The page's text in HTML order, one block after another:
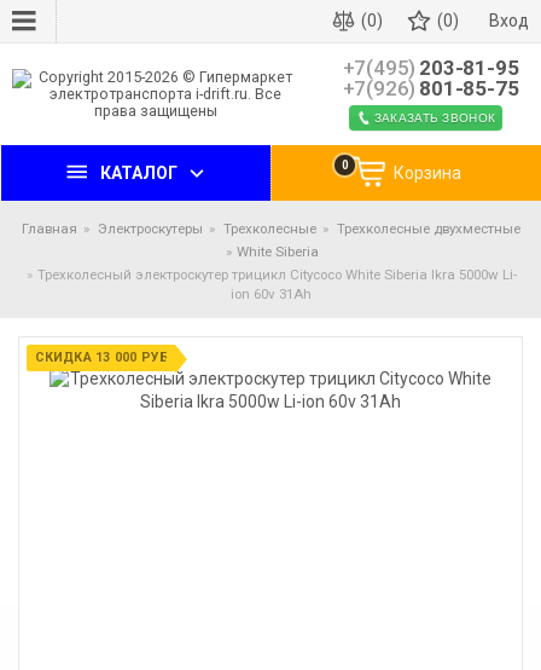
Вход
(0) (0)
+7(495) 203-81-95
+7(926) 801-85-75
ЗАКАЗАТЬ ЗВОНОК
КАТАЛОГ Корзина
0
Главная Электроскутеры Трехколесные
Трехколесные двухместные
White Siberia
Трехколесный электроскутер трицикл Citycoco White Siberia Ikra 5000w Li-
ion 60v 31Ah
СКИДКА 13 000 РУБ